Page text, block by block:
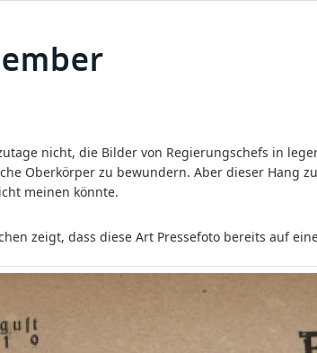
nicht, die Bilder von Regierungschefs in
Oberkörper zu bewundern. Aber dieser Hang
meinen könnte.
zeigt, dass diese Art Pressefoto bereits auf